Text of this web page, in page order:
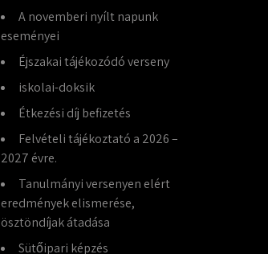
A novemberi nyílt napunk
eseményei
Éjszakai tájékozódó verseny
iskolai-doksik
Étkezési díj befizetés
Felvételi tájékoztató a 2026 –
2027 évre.
Tanulmányi versenyen elért
eredmények elismerése,
ösztöndíjak átadása
Sütőipari képzés